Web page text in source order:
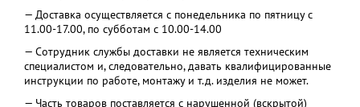
— Доставка осуществляется с понедельника по пятницу с
11.00-17.00, по субботам с 10.00-14.00
— Сотрудник службы доставки не является техническим
специалистом и, следовательно, давать квалифицированные
инструкции по работе, монтажу и т.д. изделия не может.
— Часть товаров поставляется с нарушенной (вскрытой)